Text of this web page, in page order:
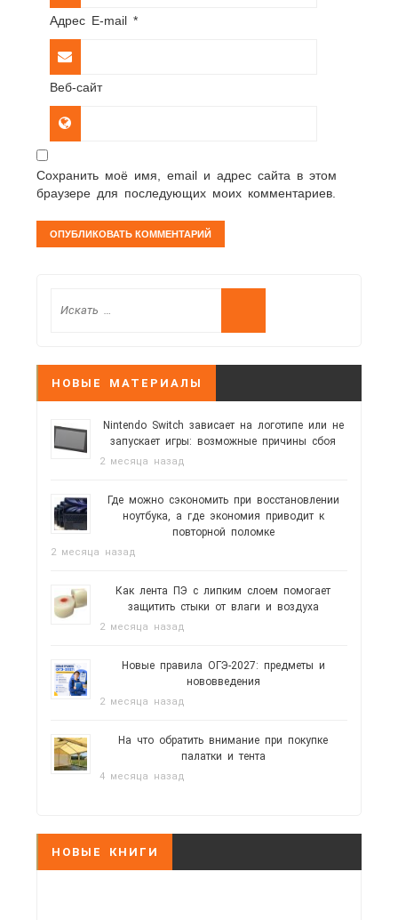
Адрес E-mail *
Веб-сайт
Сохранить моё имя, email и адрес сайта в этом
браузере для последующих моих комментариев.
НОВЫЕ МАТЕРИАЛЫ
Nintendo Switch зависает на логотипе или не
запускает игры: возможные причины сбоя
2 месяца назад
Где можно сэкономить при восстановлении
ноутбука, а где экономия приводит к
повторной поломке
2 месяца назад
Как лента ПЭ с липким слоем помогает
защитить стыки от влаги и воздуха
2 месяца назад
Новые правила ОГЭ-2027: предметы и
нововведения
2 месяца назад
На что обратить внимание при покупке
палатки и тента
4 месяца назад
НОВЫЕ КНИГИ